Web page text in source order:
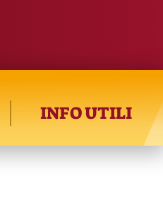
INFO UTILI